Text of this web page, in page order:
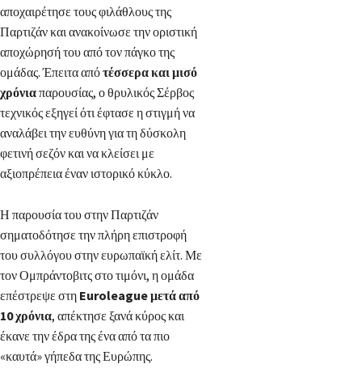
αποχαιρέτησε τους φιλάθλους της
Παρτιζάν και ανακοίνωσε την οριστική
αποχώρησή του από τον πάγκο της
ομάδας. Έπειτα απότέσσερα και μισό
χρόνιαπαρουσίας, ο θρυλικός Σέρβος
τεχνικός εξηγεί ότι έφτασε η στιγμή να
αναλάβει την ευθύνη για τη δύσκολη
φετινή σεζόν και να κλείσει με
αξιοπρέπεια έναν ιστορικό κύκλο.
Η παρουσία του στην Παρτιζάν
σηματοδότησε την πλήρη επιστροφή
του συλλόγου στην ευρωπαϊκή ελίτ. Με
τον Ομπράντοβιτς στο τιμόνι, η ομάδα
επέστρεψε στη Euroleague μετά από
10 χρόνια, απέκτησε ξανά κύρος και
έκανε την έδρα της ένα από τα πιο
«καυτά» γήπεδα της Ευρώπης.